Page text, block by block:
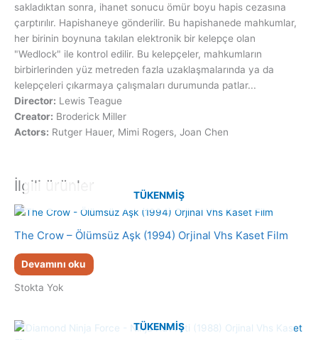
sakladıktan sonra, ihanet sonucu ömür boyu hapis cezasına
çarptırılır. Hapishaneye gönderilir. Bu hapishanede mahkumlar,
her birinin boynuna takılan elektronik bir kelepçe olan
"Wedlock" ile kontrol edilir. Bu kelepçeler, mahkumların
birbirlerinden yüz metreden fazla uzaklaşmalarında ya da
kelepçeleri çıkarmaya çalışmaları durumunda patlar...
Director: Lewis Teague
Creator: Broderick Miller
Actors: Rutger Hauer, Mimi Rogers, Joan Chen
İlgili ürünler
TÜKENMIŞ
The Crow – Ölümsüz Aşk (1994) Orjinal Vhs Kaset Film
Devamını oku
Stokta Yok
TÜKENMIŞ